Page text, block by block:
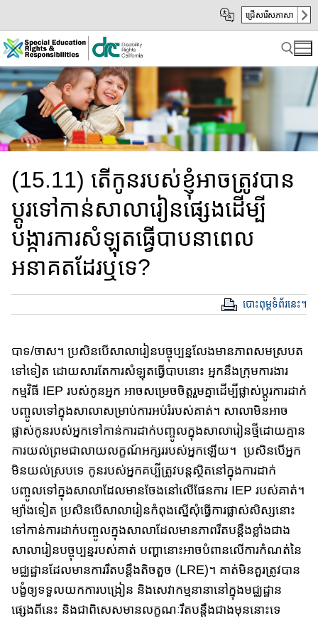
Main
Content
sub
navigation
ជ្រើសរើសភាសា
Search for:
(15.11) តើកូនរបស់ខ្ញុំ​អាចត្រូវបាន​
ប្តូរទៅ​កាន់​សាលារៀនផ្សេងដើម្បី
បង្ការ​ការ​សំឡុត​ធ្វើបាបនាពេល
អនាគតដែរឬទេ?
បោះពុម្ពទំព័រនេះ។
បាទ/ចាស​។ ប្រសិនបើ​សាលារៀនបច្ចុប្បន្ន​​លែង​មានភាព​សមស្រប​ត
ទៅទៀត ដោយសារតែ​ការ​សំឡុត​ធ្វើបាបនោះ អ្នកនឹង​ក្រុមការងារ
កម្មវិធី​ IEP របស់កូនអ្នក អាច​សម្រេចចិត្ត​រួមគ្នា​ដើម្បី​ផ្លាស់ប្តូរ​ការដាក់​
បញ្ចូល​ទៅក្នុង​សាលា​សម្រាប់ការអប់រំ​របស់គាត់​។​ សាលា​មិនអាច
ផ្លាស់កូន​​របស់អ្នក​ទៅកាន់​ការដាក់បញ្ចូល​ក្នុង​សាលា​រៀន​ថ្មី​ដោយគ្មាន​
ការយល់ព្រម​ជា​លាយលក្ខណ៍​​អក្សររបស់អ្នកឡើយ​​។ ប្រសិនបើអ្នក​
មិនយល់ស្របទេ កូនរបស់អ្នក​គប្បីត្រូវ​បន្តស្ថិតនៅក្នុង​ការដាក់
បញ្ចូល​​ទៅក្នុងសាលា​ដែល​មាន​ចែង​នៅលើផែនការ IEP របស់គាត់​។​
ម្យ៉ាងទៀត ប្រសិនបើសាលា​រៀនកំពុង​ស្នើសុំ​ធ្វើការផ្លាស់​សិស្ស​នោះ​
ទៅ​កាន់​ការដាក់បញ្ចូល​​​​​​ក្នុង​សាលា​ដែល​មាន​ភាព​រឹតបន្តឹង​ខ្លាំង​ជាង​​
សាលា​រៀន​បច្ចុប្បន្នរបស់គាត់ បញ្ហានោះ​អាច​​​បំពានលើ​ការ​កំណត់​នៃ​​
មជ្ឈដ្ឋាន​ដែលមានការរឹតបន្តឹងតិចតួច​​ (LRE)។​ គាត់មិនគួរ​ត្រូវបាន​
បង្ខំ​ឲ្យទទួល​យក​ការបង្រៀន និងសេវាកម្ម​នានា​នៅ​ក្នុង​មជ្ឈដ្ឋាន​​​
ផ្សេងពីនេះ​​ និង​ជាពិសេស​មាន​លក្ខណៈរឹតបន្តឹង​ជាងមុន​នោះ​ទេ